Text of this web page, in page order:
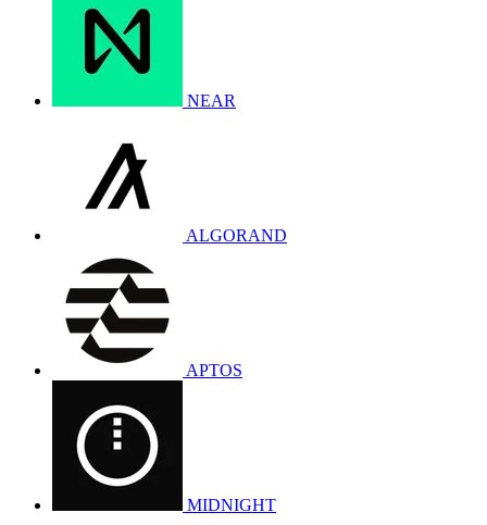
NEAR
ALGORAND
APTOS
MIDNIGHT